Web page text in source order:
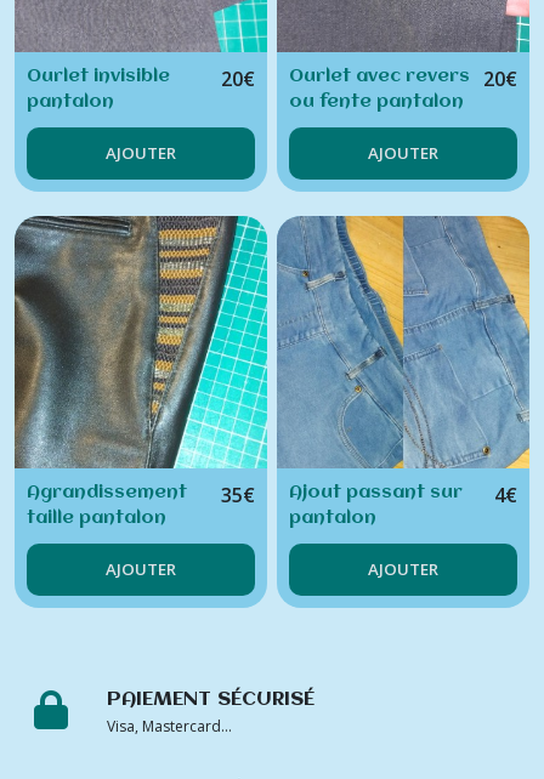
Ourlet invisible
pantalon
20€
AJOUTER
Ourlet avec revers
ou fente pantalon
20€
AJOUTER
Agrandissement
taille pantalon
35€
AJOUTER
Ajout passant sur
pantalon
(tarification par
passant)
4€
AJOUTER
PAIEMENT SÉCURISÉ
Visa, Mastercard...